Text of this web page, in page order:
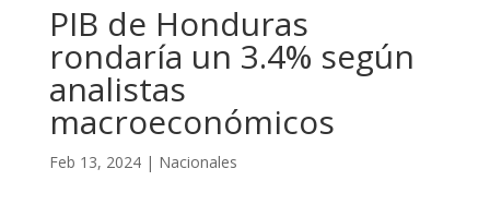
PIB de Honduras
rondaría un 3.4% según
analistas
macroeconómicos
Feb 13, 2024| Nacionales